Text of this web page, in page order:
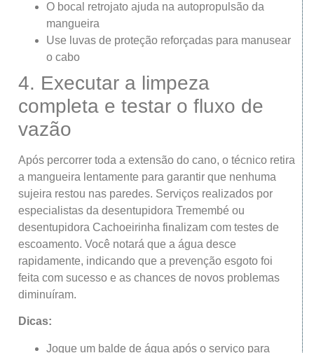
O bocal retrojato ajuda na autopropulsão da
mangueira
Use luvas de proteção reforçadas para manusear
o cabo
4. Executar a limpeza
completa e testar o fluxo de
vazão
Após percorrer toda a extensão do cano, o técnico retira
a mangueira lentamente para garantir que nenhuma
sujeira restou nas paredes. Serviços realizados por
especialistas da desentupidora Tremembé ou
desentupidora Cachoeirinha finalizam com testes de
escoamento. Você notará que a água desce
rapidamente, indicando que a prevenção esgoto foi
feita com sucesso e as chances de novos problemas
diminuíram.
Dicas:
Jogue um balde de água após o serviço para